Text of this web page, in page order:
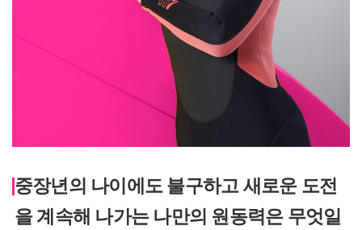
중장년의 나이에도 불구하고 새로운 도전
을 계속해 나가는 나만의 원동력은 무엇일